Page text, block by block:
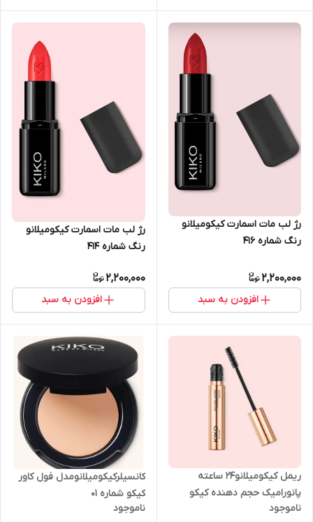
رژ لب مات اسمارت کیکومیلانو
رنگ شماره 416
2,200,000
افزودن به سبد
رژ لب مات اسمارت کیکومیلانو
رنگ شماره 414
2,200,000
افزودن به سبد
ریمل کیکومیلانو24 ساعته
پانورامیک حجم دهنده کیکو
ناموجود
کانسیلرکیکومیلانومدل فول کاور
کیکو شماره 01
ناموجود